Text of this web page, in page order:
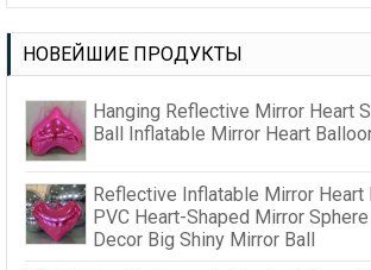
НОВЕЙШИЕ ПРОДУКТЫ
Hanging Reflective Mirror Heart
Ball Inflatable Mirror Heart
Reflective Inflatable Mirror Heart
PVC Heart-Shaped Mirror
Decor Big Shiny Mirror Ball